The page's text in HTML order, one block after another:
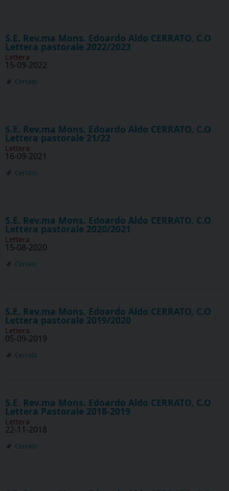
S.E. Rev.ma Mons. Edoardo Aldo CERRATO, C.O
Lettera pastorale 2022/2023
Lettera
15-09-2022
Cerrato
S.E. Rev.ma Mons. Edoardo Aldo CERRATO, C.O
Lettera pastorale 21/22
Lettera
16-09-2021
Cerrato
S.E. Rev.ma Mons. Edoardo Aldo CERRATO, C.O
Lettera pastorale 2020/2021
Lettera
15-08-2020
Cerrato
S.E. Rev.ma Mons. Edoardo Aldo CERRATO, C.O
Lettera pastorale 2019/2020
Lettera
05-09-2019
Cerrato
S.E. Rev.ma Mons. Edoardo Aldo CERRATO, C.O
Lettera Pastorale 2018-2019
Lettera
22-11-2018
Cerrato